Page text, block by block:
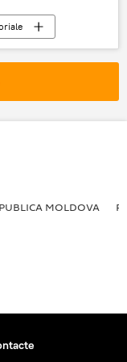
MOLDOVA